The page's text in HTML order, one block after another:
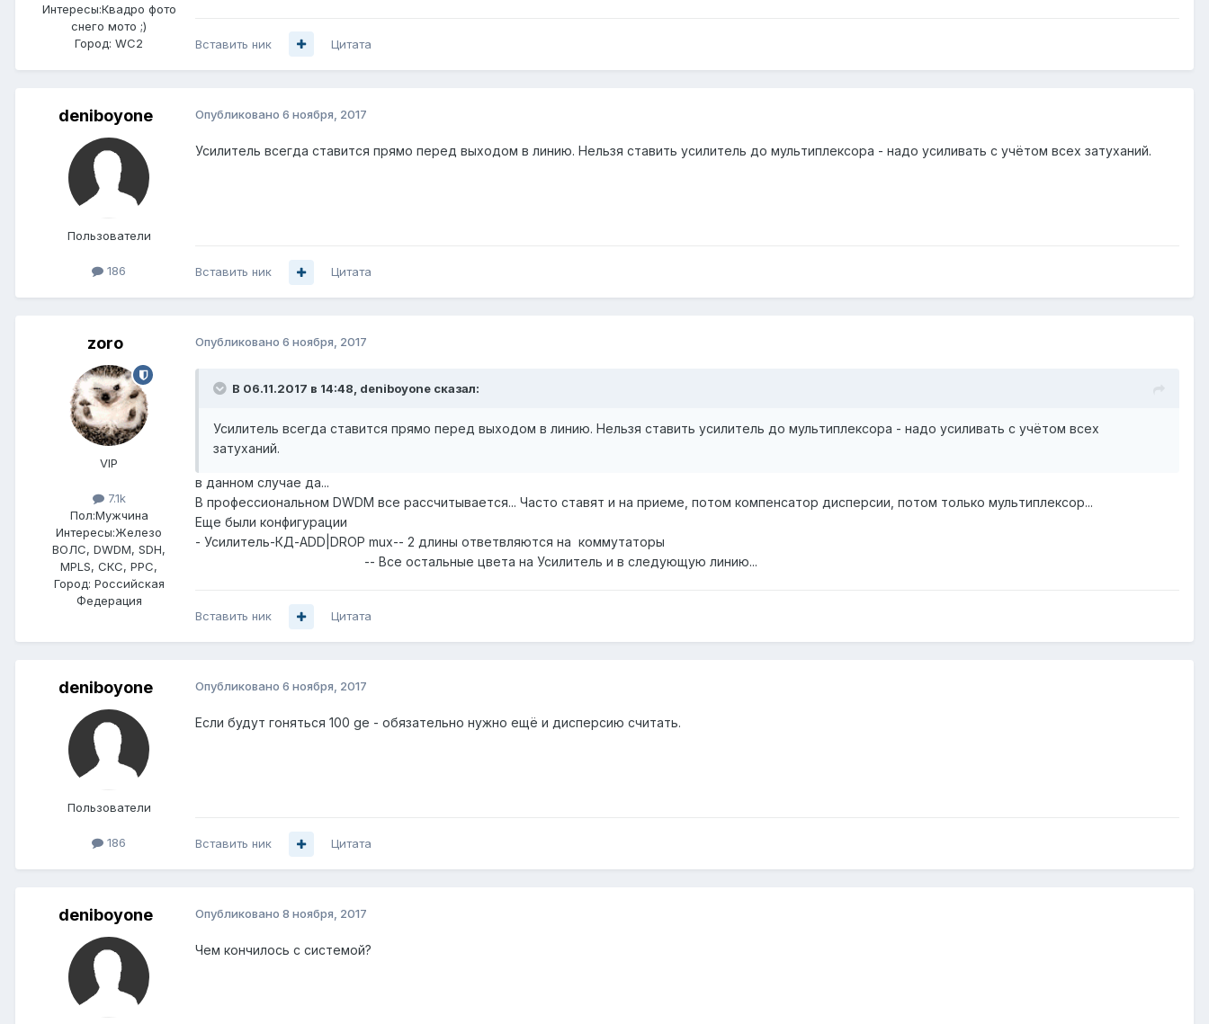
Интересы:Квадро фото
снего мото ;)
Город: WC2 Вставить ник Цитата
deniboyone
Пользователи
186
Опубликовано 6 ноября, 2017
Усилитель всегда ставится прямо перед выходом в линию. Нельзя ставить усилитель до мультиплексора - надо усиливать с учётом всех затуханий.
Вставить ник Цитата
zoro
VIP
7.1k
Пол:Мужчина
Интересы:Железо
ВОЛС, DWDM, SDH,
MPLS, СКС, РРС,
Город: Российская
Федерация
Опубликовано 6 ноября, 2017
В 06.11.2017 в 14:48, deniboyone сказал:
Усилитель всегда ставится прямо перед выходом в линию. Нельзя ставить усилитель до мультиплексора - надо усиливать с учётом всех
затуханий.
в данном случае да...
В профессиональном DWDM все рассчитывается... Часто ставят и на приеме, потом компенсатор дисперсии, потом только мультиплексор...
Еще были конфигурации
- Усилитель-КД-ADD|DROP mux-- 2 длины ответвляются на коммутаторы
-- Все остальные цвета на Усилитель и в следующую линию...
Вставить ник Цитата
deniboyone
Пользователи
186
Опубликовано 6 ноября, 2017
Если будут гоняться 100 ge - обязательно нужно ещё и дисперсию считать.
Вставить ник Цитата
deniboyone Опубликовано 8 ноября, 2017
Чем кончилось с системой?